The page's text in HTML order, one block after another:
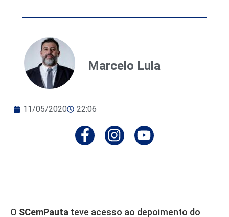
Marcelo Lula
11/05/2020 22:06
O SCemPauta teve acesso ao depoimento do